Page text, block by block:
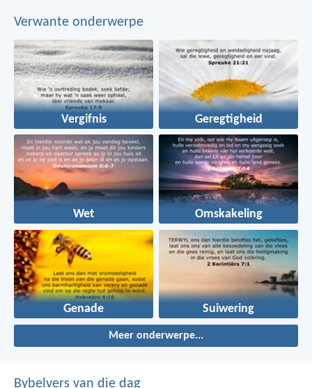
Verwante onderwerpe
Vergifnis Geregtigheid
Wet Omskakeling
Genade Suiwering
Meer onderwerpe...
Bybelvers van die dag